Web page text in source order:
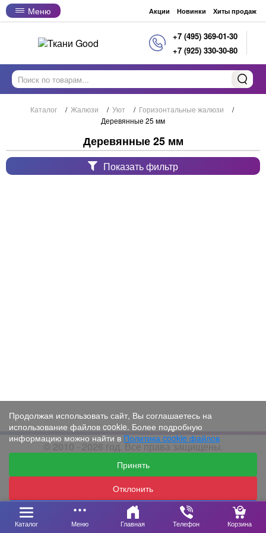
Меню Акции Новинки Хиты продаж
+7 (495) 369-01-30
+7 (925) 330-30-80
Каталог / Жалюзи / Уют / Горизонтальные жалюзи
/
Деревянные 25 мм
Деревянные 25 мм
Показать фильтр
© 2010 - 2026 год. Все права защищены.
Каталог Меню Главная Телефон Корзина
Продолжая использовать сайт, Вы соглашаетесь на
использование файлов cookie. Более подробную
информацию можно найти в Политика cookie файлов
Принять
Отклонить
Настройки